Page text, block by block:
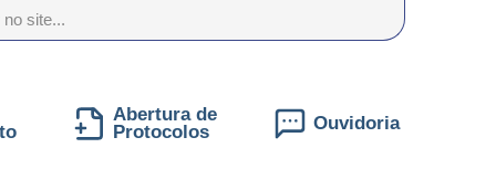
Abertura de
Protocolos
Ouvidoria